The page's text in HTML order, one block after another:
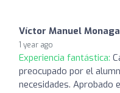
Víctor Manuel
1 year ago
Experiencia fantástica:
preocupado por el
necesidades. Aprobado